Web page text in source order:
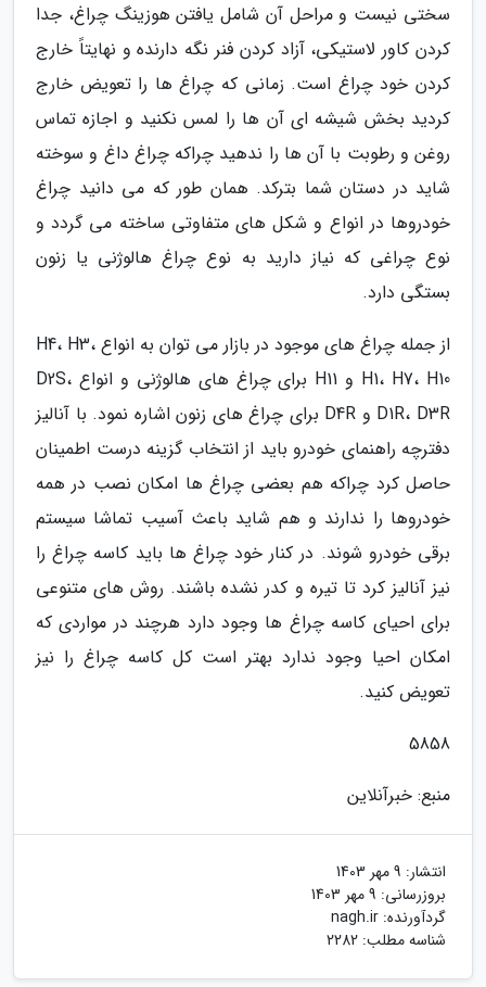
سختی نیست و مراحل آن شامل یافتن هوزینگ چراغ، جدا
کردن کاور لاستیکی، آزاد کردن فنر نگه دارنده و نهایتاً خارج
کردن خود چراغ است. زمانی که چراغ ها را تعویض خارج
کردید بخش شیشه ای آن ها را لمس نکنید و اجازه تماس
روغن و رطوبت با آن ها را ندهید چراکه چراغ داغ و سوخته
شاید در دستان شما بترکد. همان طور که می دانید چراغ
خودروها در انواع و شکل های متفاوتی ساخته می گردد و
نوع چراغی که نیاز دارید به نوع چراغ هالوژنی یا زنون
بستگی دارد.
از جمله چراغ های موجود در بازار می توان به انواع H4، H3،
H1، H7، H10 و H11 برای چراغ های هالوژنی و انواع D2S،
D1R، D3R و D4R برای چراغ های زنون اشاره نمود. با آنالیز
دفترچه راهنمای خودرو باید از انتخاب گزینه درست اطمینان
حاصل کرد چراکه هم بعضی چراغ ها امکان نصب در همه
خودروها را ندارند و هم شاید باعث آسیب تماشا سیستم
برقی خودرو شوند. در کنار خود چراغ ها باید کاسه چراغ را
نیز آنالیز کرد تا تیره و کدر نشده باشند. روش های متنوعی
برای احیای کاسه چراغ ها وجود دارد هرچند در مواردی که
امکان احیا وجود ندارد بهتر است کل کاسه چراغ را نیز
تعویض کنید.
5858
منبع: خبرآنلاین
انتشار: 9 مهر 1403
بروزرسانی: 9 مهر 1403
گردآورنده: nagh.ir
شناسه مطلب: 2282